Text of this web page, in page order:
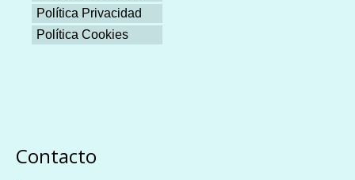
Política Privacidad
Política Cookies
Contacto